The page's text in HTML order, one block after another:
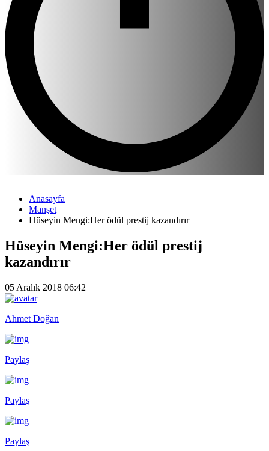
Anasayfa
Manşet
Hüseyin Mengi:Her ödül prestij kazandırır
Hüseyin Mengi:Her ödül prestij
kazandırır
05 Aralık 2018 06:42
Ahmet Doğan
Paylaş
Paylaş
Paylaş